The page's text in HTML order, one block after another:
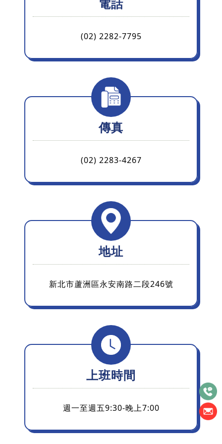
電話
(02) 2282-7795
傳真
(02) 2283-4267
地址
新北市蘆洲區永安南路二段246號
上班時間
週一至週五9:30-晚上7:00